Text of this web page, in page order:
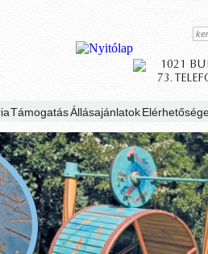
TámogatásÁllásajánlatok